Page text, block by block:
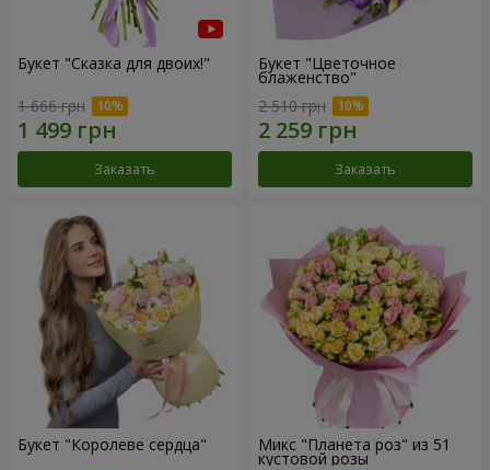
Букет "Сказка для двоих!"
1 666 грн
Заказать
Букет "Цветочное
блаженство"
2 510 грн
Заказать
Букет "Королеве сердца" Микс "Планета роз" из 51
кустовой розы